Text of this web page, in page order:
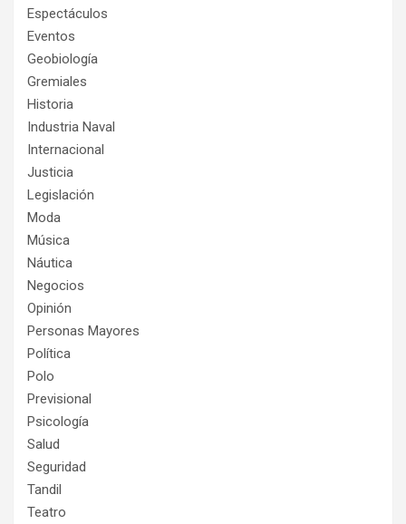
Espectáculos
Eventos
Geobiología
Gremiales
Historia
Industria Naval
Internacional
Justicia
Legislación
Moda
Música
Náutica
Negocios
Opinión
Personas Mayores
Política
Polo
Previsional
Psicología
Salud
Seguridad
Tandil
Teatro